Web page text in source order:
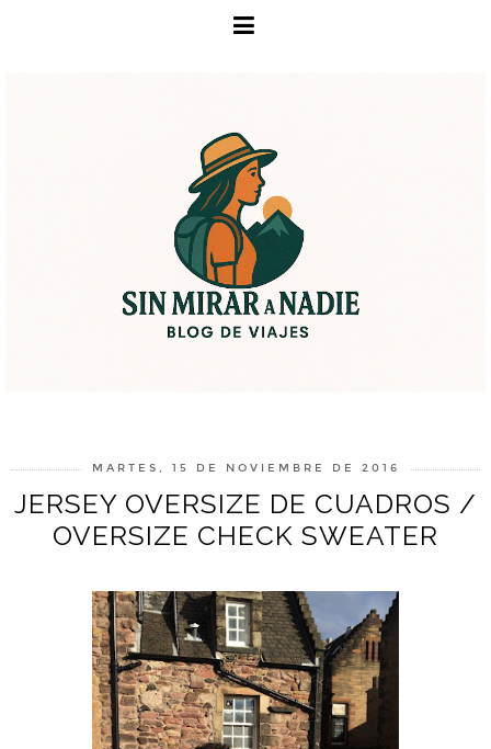
MARTES, 15 DE NOVIEMBRE DE 2016
JERSEY OVERSIZE DE CUADROS /
OVERSIZE CHECK SWEATER